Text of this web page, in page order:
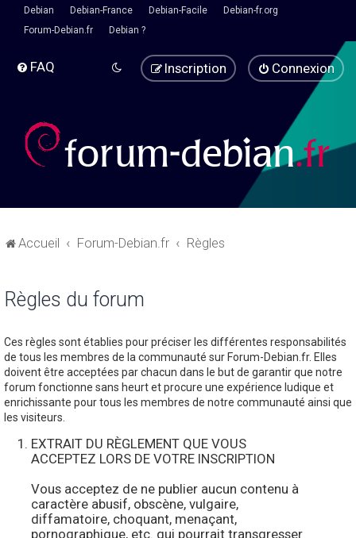
Debian Debian-France Debian-Facile
Debian-fr.org
Forum-Debian.fr
Debian ?
FAQ Connexion
Inscription
Accueil Forum-Debian.fr Règles
Règles du forum
Ces règles sont établies pour préciser les différentes responsabilités
de tous les membres de la communauté sur Forum-Debian.fr. Elles
doivent être acceptées par chacun dans le but de garantir que notre
forum fonctionne sans heurt et procure une expérience ludique et
enrichissante pour tous les membres de notre communauté ainsi que
les visiteurs.
EXTRAIT DU RÈGLEMENT QUE VOUS
ACCEPTEZ LORS DE VOTRE INSCRIPTION
Vous acceptez de ne publier aucun contenu à
caractère abusif, obscène, vulgaire,
diffamatoire, choquant, menaçant,
pornographique, etc. qui pourrait transgresser